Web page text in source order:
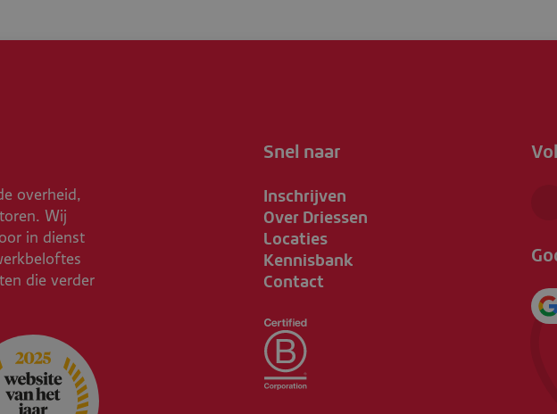
overheid,
Wij
in dienst
die verder
Snel naar
Inschrijven
Over Driessen
Locaties
Kennisbank
Contact